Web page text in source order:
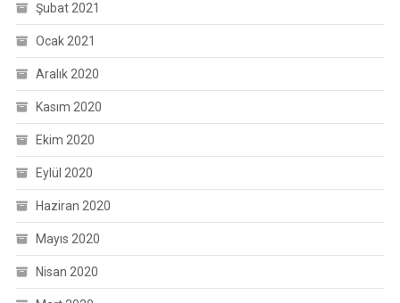
Şubat 2021
Ocak 2021
Aralık 2020
Kasım 2020
Ekim 2020
Eylül 2020
Haziran 2020
Mayıs 2020
Nisan 2020